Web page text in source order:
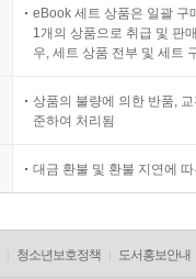
eBook 세트 상품은 일괄 구
1개의 상품으로 취급 및 판
우, 세트 상품 전부 및 세트
상품의 불량에 의한 반품,
준하여 처리됨
대금 환불 및 환불 지연에
청소년보호정책 도서홍보안내